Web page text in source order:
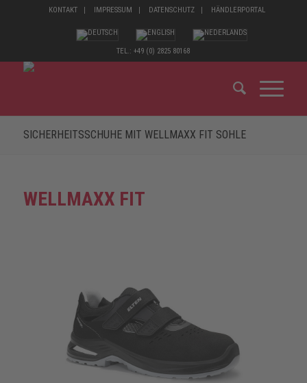
KONTAKT IMPRESSUM DATENSCHUTZ HÄNDLERPORTAL
TEL.: +49 (0) 2825 80168
SICHERHEITSSCHUHE MIT WELLMAXX FIT SOHLE
WELLMAXX FIT